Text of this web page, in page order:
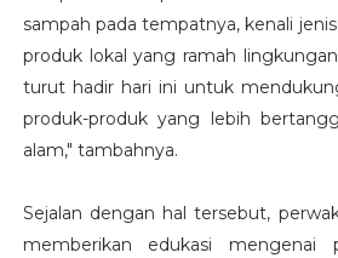
sampah pada tempatnya, kenali
produk lokal yang ramah
turut hadir hari ini untuk
produk-produk yang lebih
alam," tambahnya.
Sejalan dengan hal tersebut,
memberikan edukasi mengenai